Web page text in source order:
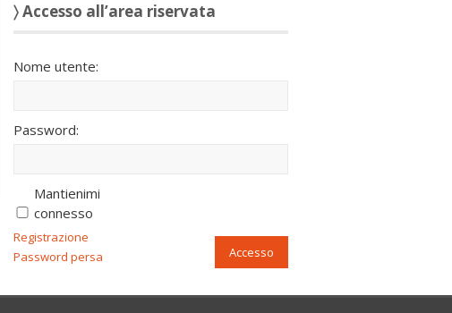
〉 Accesso all’area riservata
Nome utente:
Password:
Mantienimi
connesso
Accesso
Registrazione
Password persa